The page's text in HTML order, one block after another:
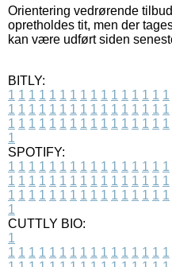
Orientering vedrørende
opretholdes tit, men der
kan være udført siden
BITLY:
1 1 1 1 1 1 1 1 1 1 1 1 1 1 1 1
1 1 1 1 1 1 1 1 1 1 1 1 1 1 1 1
1 1 1 1 1 1 1 1 1 1 1 1 1 1 1 1
1
SPOTIFY:
1 1 1 1 1 1 1 1 1 1 1 1 1 1 1 1
1 1 1 1 1 1 1 1 1 1 1 1 1 1 1 1
1 1 1 1 1 1 1 1 1 1 1 1 1 1 1 1
1
CUTTLY BIO:
1
1 1 1 1 1 1 1 1 1 1 1 1 1 1 1 1